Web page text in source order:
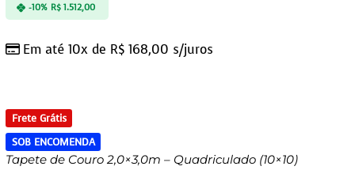
Em até 10x de R$ 168,00 s/juros
-10% R$1.512,00
Frete Grátis
SOB ENCOMENDA
Tapete de Couro 2,0×3,0m – Quadriculado (10×10)